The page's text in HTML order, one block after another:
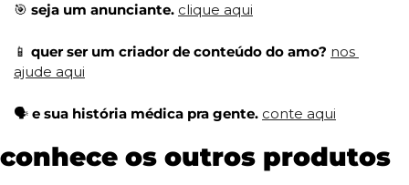
🎯 seja um anunciante. clique aqui
📱 quer ser um criador de conteúdo do amo? nos
ajude aqui
🗣️ e sua história médica pra gente. conte aqui
conhece os outros produtos